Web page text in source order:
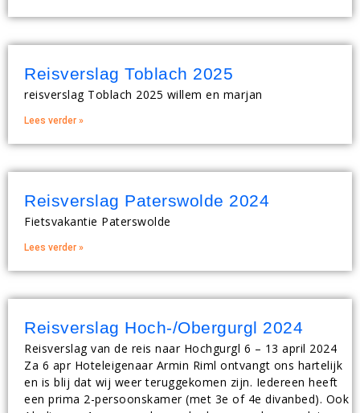
Reisverslag Toblach 2025
reisverslag Toblach 2025 willem en marjan
Lees verder »
Reisverslag Paterswolde 2024
Fietsvakantie Paterswolde
Lees verder »
Reisverslag Hoch-/Obergurgl 2024
Reisverslag van de reis naar Hochgurgl 6 – 13 april 2024
Za 6 apr Hoteleigenaar Armin Riml ontvangt ons hartelijk
en is blij dat wij weer teruggekomen zijn. Iedereen heeft
een prima 2-persoonskamer (met 3e of 4e divanbed). Ook